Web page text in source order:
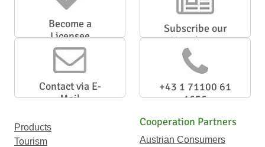
Become a
Licensee
Subscribe our
Newsletter
Contact via E-
Mail
+43 1 71100 61
1656
Products
Tourism
Cooperation Partners
Austrian Consumers